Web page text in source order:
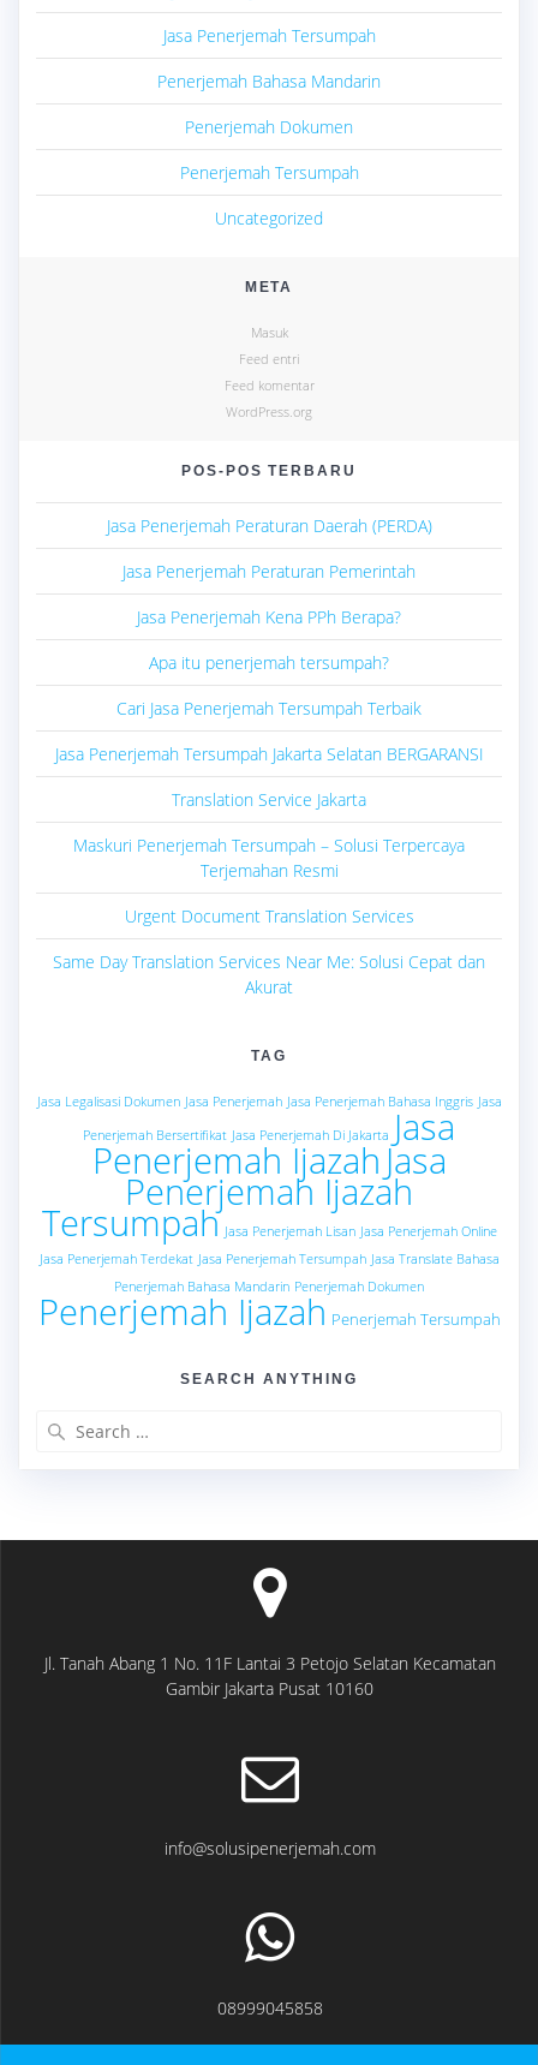
Jasa Penerjemah Tersumpah
Penerjemah Bahasa Mandarin
Penerjemah Dokumen
Penerjemah Tersumpah
Uncategorized
META
Masuk
Feed entri
Feed komentar
WordPress.org
POS-POS TERBARU
Jasa Penerjemah Peraturan Daerah (PERDA)
Jasa Penerjemah Peraturan Pemerintah
Jasa Penerjemah Kena PPh Berapa?
Apa itu penerjemah tersumpah?
Cari Jasa Penerjemah Tersumpah Terbaik
Jasa Penerjemah Tersumpah Jakarta Selatan BERGARANSI
Translation Service Jakarta
Maskuri Penerjemah Tersumpah – Solusi Terpercaya
Terjemahan Resmi
Urgent Document Translation Services
Same Day Translation Services Near Me: Solusi Cepat dan
Akurat
TAG
Jasa Legalisasi Dokumen Jasa Penerjemah Jasa Penerjemah Bahasa Inggris Jasa
Penerjemah Bersertifikat Jasa Penerjemah Di Jakarta Jasa
Penerjemah Ijazah Jasa
Penerjemah Ijazah
Tersumpah Jasa Penerjemah Lisan Jasa Penerjemah Online
Jasa Penerjemah Terdekat Jasa Penerjemah Tersumpah Jasa Translate Bahasa
Penerjemah Bahasa Mandarin Penerjemah Dokumen
Penerjemah Ijazah Penerjemah Tersumpah
SEARCH ANYTHING
Jl. Tanah Abang 1 No. 11F Lantai 3 Petojo Selatan Kecamatan
Gambir Jakarta Pusat 10160
info@solusipenerjemah.com
08999045858